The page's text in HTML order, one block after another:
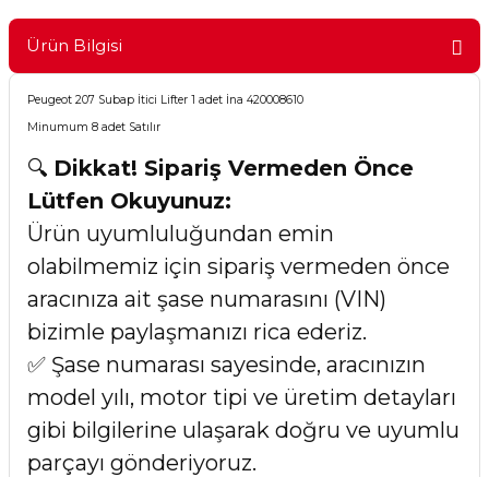
Ürün Bilgisi
Peugeot 207 Subap İtici Lifter 1 adet İna 420008610
Minumum 8 adet Satılır
🔍 Dikkat! Sipariş Vermeden Önce
Lütfen Okuyunuz:
Ürün uyumluluğundan emin
olabilmemiz için sipariş vermeden önce
aracınıza ait şase numarasını (VIN)
bizimle paylaşmanızı rica ederiz.
✅ Şase numarası sayesinde, aracınızın
model yılı, motor tipi ve üretim detayları
gibi bilgilerine ulaşarak doğru ve uyumlu
parçayı gönderiyoruz.